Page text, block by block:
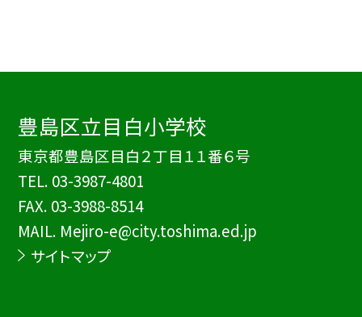
豊島区立目白小学校
東京都豊島区目白２丁目１１番６号
TEL. 03-3987-4801
FAX. 03-3988-8514
MAIL. Mejiro-e@city.toshima.ed.jp
サイトマップ